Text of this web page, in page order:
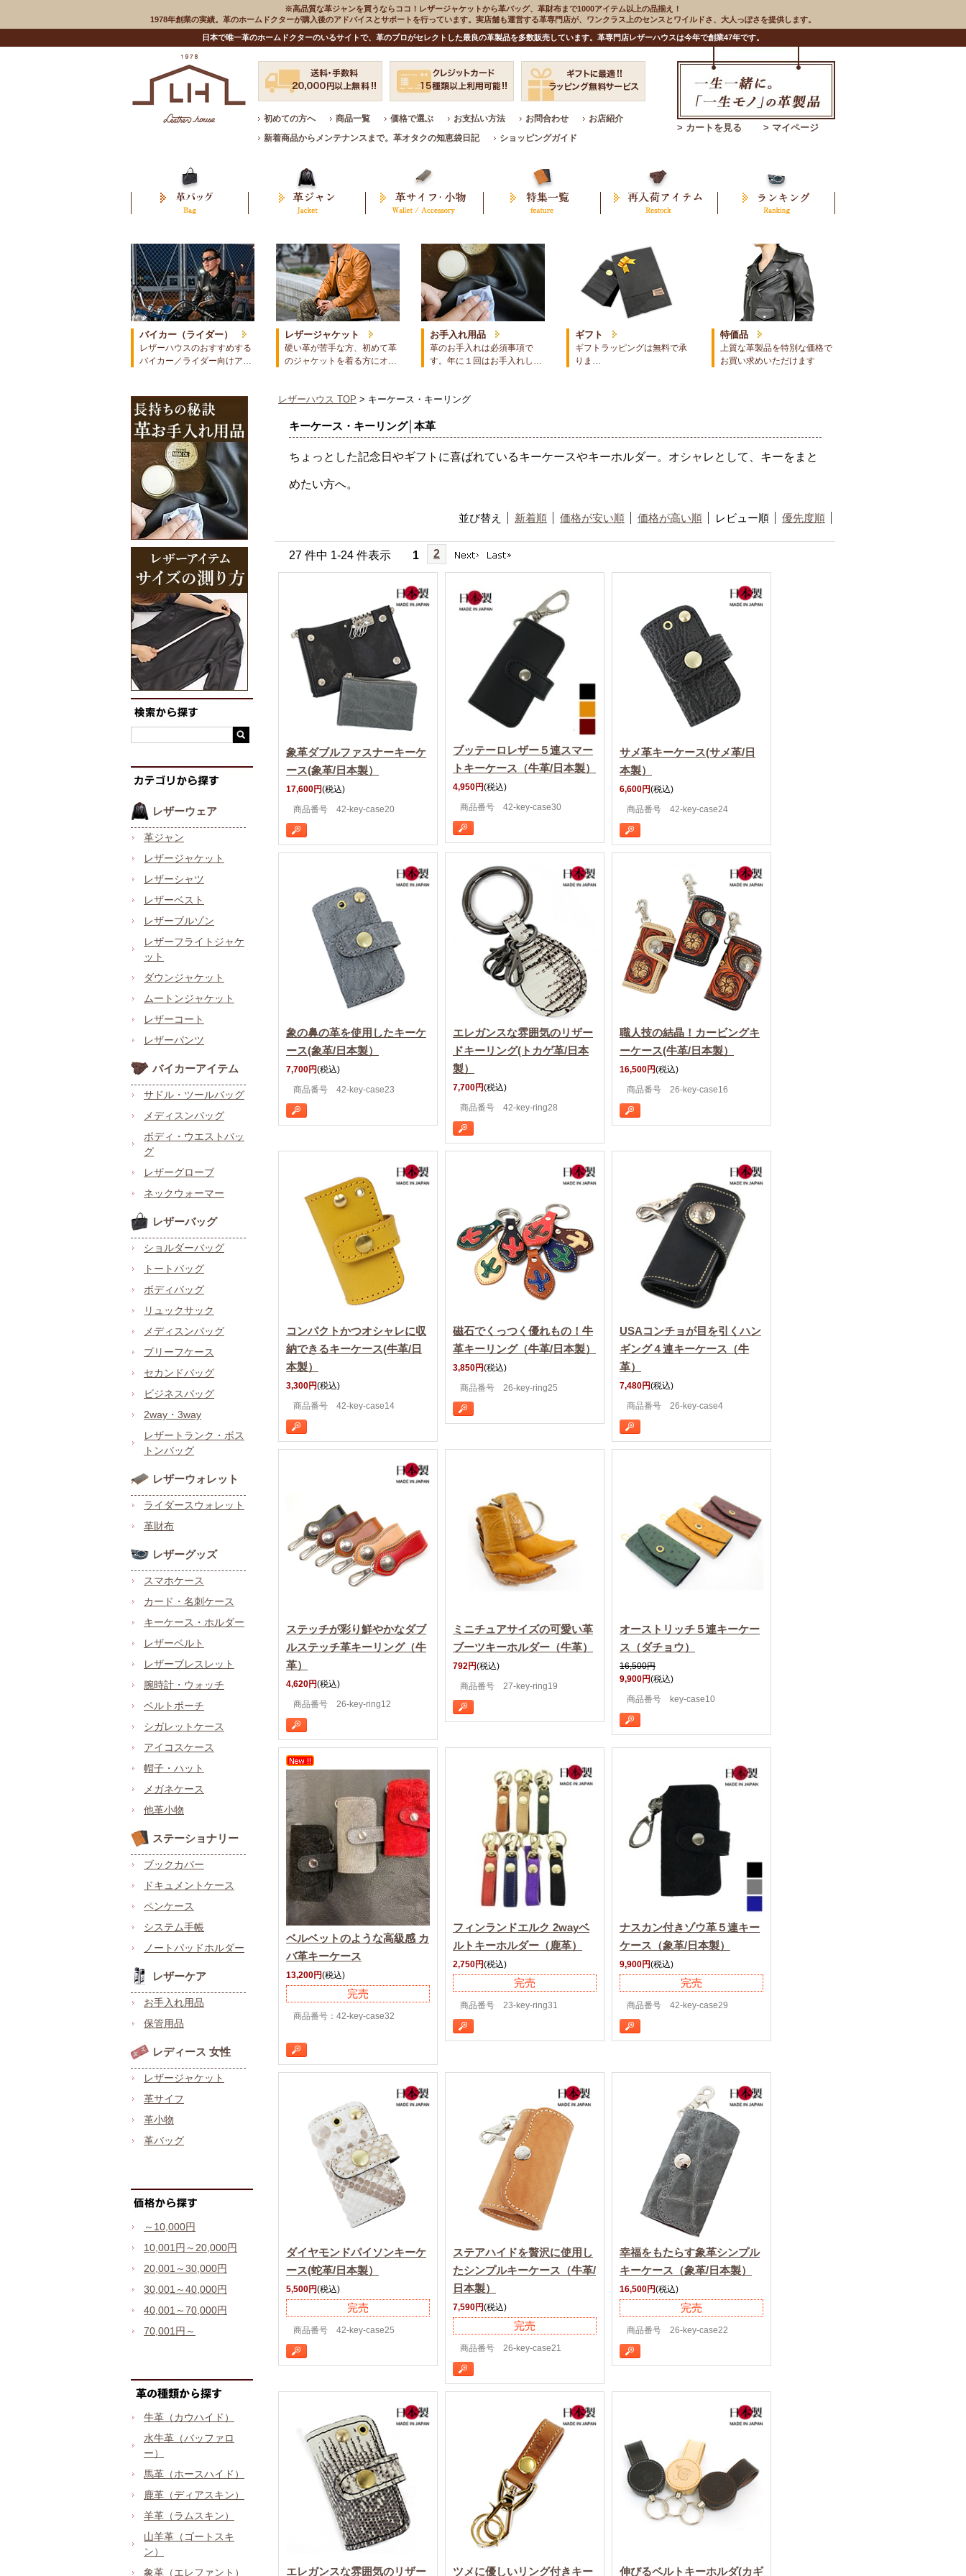
※高品質な革ジャンを買うならココ！レザージャケットから革バッグ、革財布まで1000アイテム以上の品揃え！
1978年創業の実績。革のホームドクターが購入後のアドバイスとサポートを行っています。実店舗も運営する革専門店が、ワンクラス上のセンスとワイルドさ、大人っぽさを提供します。
日本で唯一革のホームドクターのいるサイトで、革のプロがセレクトした最良の革製品を多数販売しています。革専門店レザーハウスは今年で創業47年です。
初めての方へ 商品一覧 価格で選ぶ お支払い方法 お問合わせ
お店紹介
新着商品からメンテナンスまで。革オタクの知恵袋日記
ショッピングガイド
> カートを見る > マイページ
バイカー（ライダー）
レザーハウスのおすすめする
バイカー／ライダー向けア…
レザージャケット
硬い革が苦手な方、初めて革
のジャケットを着る方にオ…
お手入れ用品
革のお手入れは必須事項で
す。年に１回はお手入れし…
ギフト
ギフトラッピングは無料で承
りま…
特価品
上質な革製品を特別な価格で
お買い求めいただけます
レザーウェア
革ジャン
レザージャケット
レザーシャツ
レザーベスト
レザーブルゾン
レザーフライトジャケ
ット
ダウンジャケット
ムートンジャケット
レザーコート
レザーパンツ
バイカーアイテム
サドル・ツールバッグ
メディスンバッグ
ボディ・ウエストバッ
グ
レザーグローブ
ネックウォーマー
レザーバッグ
ショルダーバッグ
トートバッグ
ボディバッグ
リュックサック
メディスンバッグ
ブリーフケース
セカンドバッグ
ビジネスバッグ
2way・3way
レザートランク・ボス
トンバッグ
レザーウォレット
ライダースウォレット
革財布
レザーグッズ
スマホケース
カード・名刺ケース
キーケース・ホルダー
レザーベルト
レザーブレスレット
腕時計・ウォッチ
ベルトポーチ
シガレットケース
アイコスケース
帽子・ハット
メガネケース
他革小物
ステーショナリー
ブックカバー
ドキュメントケース
ペンケース
システム手帳
ノートパッドホルダー
レザーケア
お手入れ用品
保管用品
レディース 女性
レザージャケット
革サイフ
革小物
革バッグ
～10,000円
10,001円～20,000円
20,001～30,000円
30,001～40,000円
40,001～70,000円
70,001円～
牛革（カウハイド）
水牛革（バッファロ
ー）
馬革（ホースハイド）
鹿革（ディアスキン）
羊革（ラムスキン）
山羊革（ゴートスキ
ン）
象革（エレファント）
レザーハウス TOP > キーケース・キーリング
キーケース・キーリング│本革
ちょっとした記念日やギフトに喜ばれているキーケースやキーホルダー。オシャレとして、キーをまと
めたい方へ。
並び替え 新着順 価格が安い順 価格が高い順 レビュー順 優先度順
27 件中 1-24 件表示 1 2
象革ダブルファスナーキーケ
ース(象革/日本製）
17,600円(税込)
商品番号 42-key-case20
ブッテーロレザー５連スマー
トキーケース（牛革/日本製）
4,950円(税込)
商品番号 42-key-case30
サメ革キーケース(サメ革/日
本製）
6,600円(税込)
商品番号 42-key-case24
象の鼻の革を使用したキーケ
ース(象革/日本製）
7,700円(税込)
商品番号 42-key-case23
エレガンスな雰囲気のリザー
ドキーリング(トカゲ革/日本
製）
7,700円(税込)
商品番号 42-key-ring28
職人技の結晶！カービングキ
ーケース(牛革/日本製）
16,500円(税込)
商品番号 26-key-case16
コンパクトかつオシャレに収
納できるキーケース(牛革/日
本製）
3,300円(税込)
商品番号 42-key-case14
磁石でくっつく優れもの！牛
革キーリング（牛革/日本製）
3,850円(税込)
商品番号 26-key-ring25
USAコンチョが目を引くハン
ギング４連キーケース（牛
革）
7,480円(税込)
商品番号 26-key-case4
ステッチが彩り鮮やかなダブ
ルステッチ革キーリング（牛
革）
4,620円(税込)
商品番号 26-key-ring12
ミニチュアサイズの可愛い革
ブーツキーホルダー（牛革）
792円(税込)
商品番号 27-key-ring19
オーストリッチ５連キーケー
ス（ダチョウ）
16,500円
9,900円(税込)
商品番号 key-case10
ベルベットのような高級感 カ
バ革キーケース
13,200円(税込)
完売
商品番号：42-key-case32
フィンランドエルク 2wayベ
ルトキーホルダー（鹿革）
2,750円(税込)
完売
商品番号 23-key-ring31
ナスカン付きゾウ革５連キー
ケース（象革/日本製）
9,900円(税込)
完売
商品番号 42-key-case29
ダイヤモンドパイソンキーケ
ース(蛇革/日本製）
5,500円(税込)
完売
商品番号 42-key-case25
ステアハイドを贅沢に使用し
たシンプルキーケース（牛革/
日本製）
7,590円(税込)
完売
商品番号 26-key-case21
幸福をもたらす象革シンプル
キーケース（象革/日本製）
16,500円(税込)
完売
商品番号 26-key-case22
エレガンスな雰囲気のリザー ツメに優しいリング付きキー 伸びるベルトキーホルダ(カギ